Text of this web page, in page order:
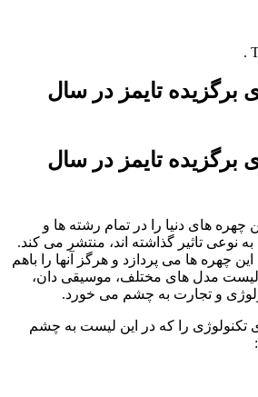
تایمز در سال
تایمز در سال
چهره های دنیا را در تمام رشته ها و
نوعی تاثیر گذاشته اند، منتشر می کند.
چهره ها می پردازد و هرگز آنها را باهم
لیست مدل های مختلف، موسیقی دان،
و تجارت به چشم می خورد.
تکنولوژی را که در این لیست به چشم